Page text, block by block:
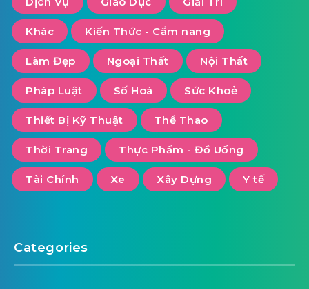
Khác Kiến Thức - Cẩm nang
Làm Đẹp Ngoại Thất Nội Thất
Pháp Luật Số Hoá Sức Khoẻ
Thiết Bị Kỹ Thuật Thể Thao
Thời Trang Thực Phẩm - Đồ Uống
Tài Chính Xe Xây Dựng Y tế
Categories